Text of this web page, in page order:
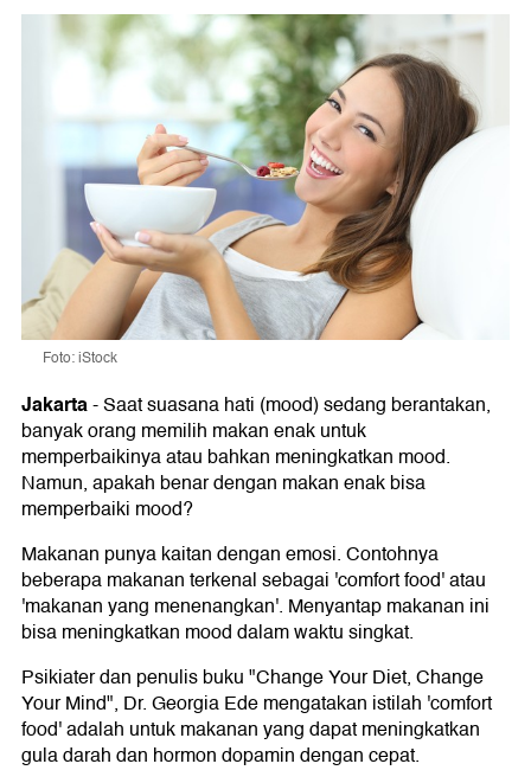
Foto: iStock
Jakarta-Saat suasana hati (mood) sedang berantakan,
banyak orang memilih makan enak untuk
memperbaikinya atau bahkan meningkatkan mood.
Namun, apakah benar dengan makan enak bisa
memperbaiki mood?
Makanan punya kaitan dengan emosi. Contohnya
beberapa makanan terkenal sebagai 'comfort food' atau
'makanan yang menenangkan'. Menyantap makanan ini
bisa meningkatkan mood dalam waktu singkat.
Psikiater dan penulis buku "Change Your Diet, Change
Your Mind", Dr. Georgia Ede mengatakan istilah 'comfort
food' adalah untuk makanan yang dapat meningkatkan
gula darah dan hormon dopamin dengan cepat.